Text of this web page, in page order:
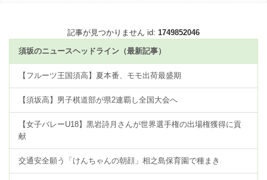
記事が見つかりません id: 1749852046
須坂のニュースヘッドライン（最新記事）
【フルーツ王国須高】夏本番、モモ出荷最盛期
【須坂高】男子棋道部が県2連覇し全国大会へ
【女子バレーU18】黒岩詩月さんが世界選手権の出場権獲得に貢
献
交通安全願う「けんちゃんの朝顔」相之島保育園で種まき